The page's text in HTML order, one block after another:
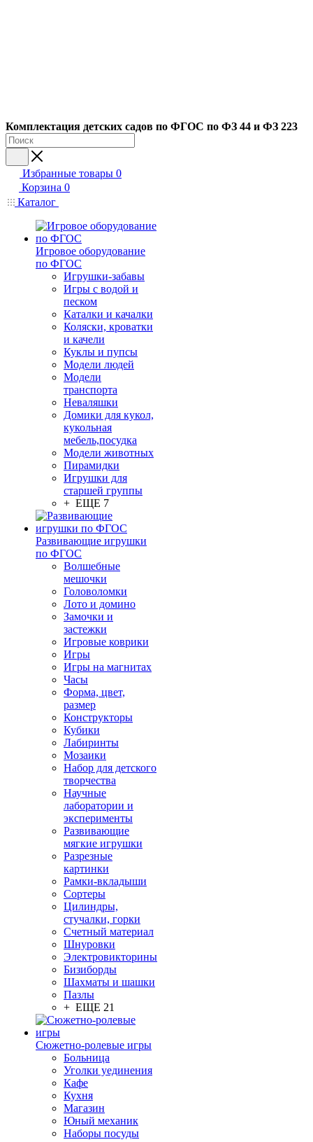
Комплектация детских садов по ФГОC по ФЗ 44 и ФЗ 223
Избранные товары 0
Корзина 0
Каталог
Игровое оборудование
по ФГОС
Игрушки-забавы
Игры с водой и
песком
Каталки и качалки
Коляски, кроватки
и качели
Куклы и пупсы
Модели людей
Модели
транспорта
Неваляшки
Домики для кукол,
кукольная
мебель,посудка
Модели животных
Пирамидки
Игрушки для
старшей группы
+ ЕЩЕ 7
Развивающие игрушки
по ФГОС
Волшебные
мешочки
Головоломки
Лото и домино
Замочки и
застежки
Игровые коврики
Игры
Игры на магнитах
Часы
Форма, цвет,
размер
Конструкторы
Кубики
Лабиринты
Мозаики
Набор для детского
творчества
Научные
лаборатории и
эксперименты
Развивающие
мягкие игрушки
Разрезные
картинки
Рамки-вкладыши
Сортеры
Цилиндры,
стучалки, горки
Счетный материал
Шнуровки
Электровикторины
Бизиборды
Шахматы и шашки
Пазлы
+ ЕЩЕ 21
Сюжетно-ролевые игры
Больница
Уголки уединения
Кафе
Кухня
Магазин
Юный механик
Наборы посуды